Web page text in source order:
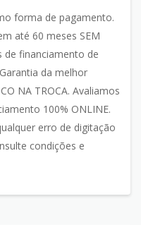
forma de pagamento.
até 60 meses SEM
de financiamento de
da melhor
NA TROCA. Avaliamos
100% ONLINE.
erro de digitação
condições e